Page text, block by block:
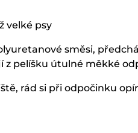
velké psy
směsi,
pelíšku útulné měkké
rád si při odpočinku